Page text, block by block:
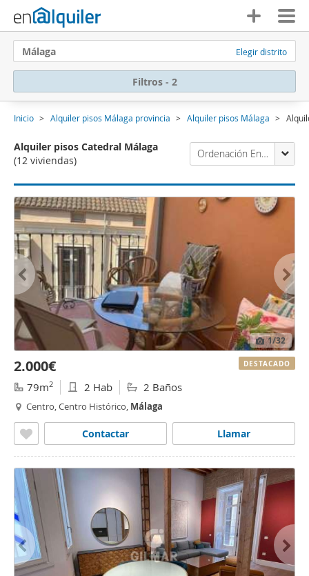
Málaga Elegir distrito
Filtros - 2
Inicio Alquiler pisos Málaga provincia Alquiler pisos Málaga
Alquiler pisos Catedral Málaga
(12 viviendas)
Ordenación Enalquiler
1/32
2.000€
79m2 2 Hab 2 Baños
Centro, Centro Histórico, Málaga
Llamar
Contactar
DESTACADO